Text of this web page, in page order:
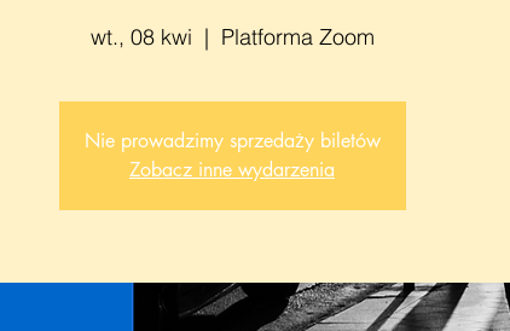
wt., 08 kwi
  |
Platforma Zoom
Nie prowadzimy sprzedaży biletów
Zobacz inne wydarzenia